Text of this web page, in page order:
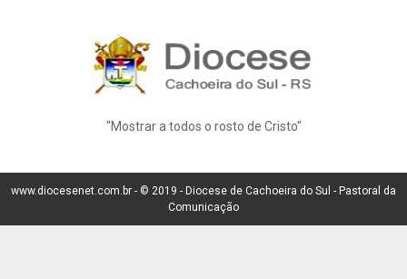
"Mostrar a todos o rosto de Cristo"
www.diocesenet.com.br - © 2019 - Diocese de Cachoeira do Sul - Pastoral da
Comunicação